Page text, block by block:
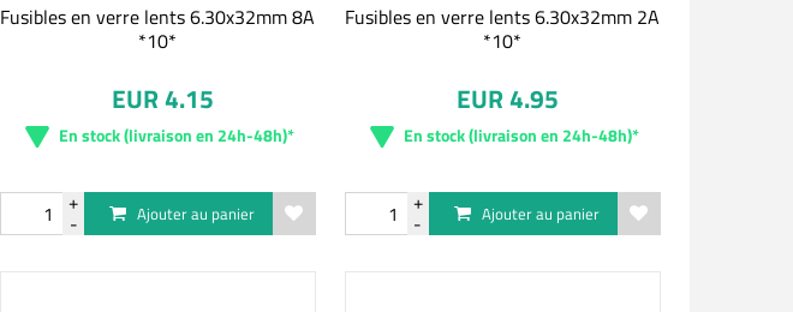
Fusibles en verre lents 6.30x32mm 8A
*10*
EUR 4.15
En stock (livraison en 24h-48h)*
Ajouter au panier
Fusibles en verre lents 6.30x32mm 2A
*10*
EUR 4.95
En stock (livraison en 24h-48h)*
Ajouter au panier